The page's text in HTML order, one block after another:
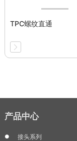
TPC螺纹直通
产品中心
接头系列